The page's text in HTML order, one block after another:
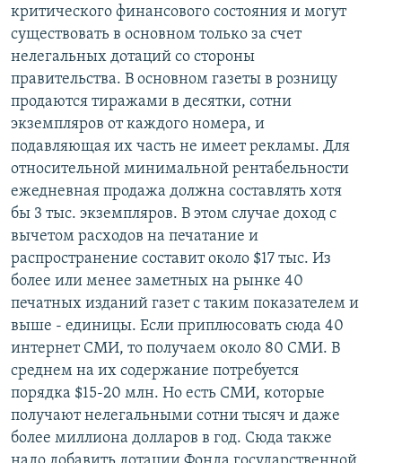
критического финансового состояния и могут
существовать в основном только за счет
нелегальных дотаций со стороны
правительства. В основном газеты в розницу
продаются тиражами в десятки, сотни
экземпляров от каждого номера, и
подавляющая их часть не имеет рекламы. Для
относительной минимальной рентабельности
ежедневная продажа должна составлять хотя
бы 3 тыс. экземпляров. В этом случае доход с
вычетом расходов на печатание и
распространение составит около $17 тыс. Из
более или менее заметных на рынке 40
печатных изданий газет с таким показателем и
выше - единицы. Если приплюсовать сюда 40
интернет СМИ, то получаем около 80 СМИ. В
среднем на их содержание потребуется
порядка $15-20 млн. Но есть СМИ, которые
получают нелегальными сотни тысяч и даже
более миллиона долларов в год. Сюда также